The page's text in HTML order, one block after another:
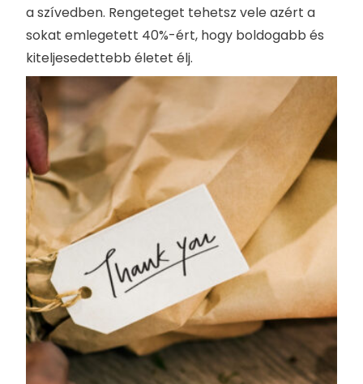
a szívedben. Rengeteget tehetsz vele azért a
sokat emlegetett 40%-ért, hogy boldogabb és
kiteljesedettebb életet élj.